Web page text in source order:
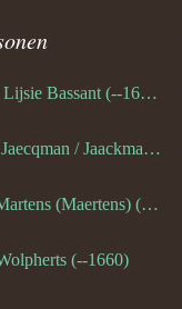
Lijsbet / Lijsie Bassant (--1687)
Trijntge Jaecqman / Jaackman (--1651)
Barber Martens (Maertens) (--1658)
(--1660)